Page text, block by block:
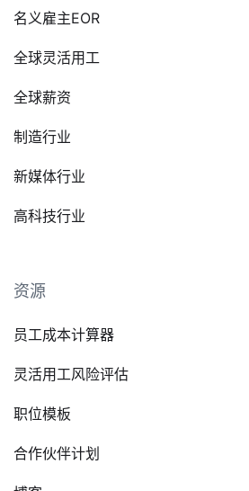
名义雇主EOR
全球灵活用工
全球薪资
制造行业
新媒体行业
高科技行业
资源
员工成本计算器
灵活用工风险评估
职位模板
合作伙伴计划